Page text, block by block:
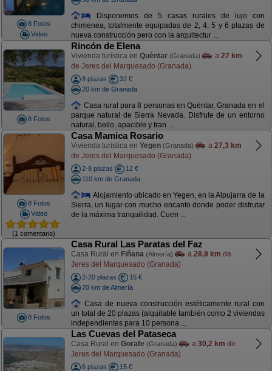
8 Fotos
Video
Disponemos de 5 casas rurales de lujo con
chimenea, totalmente equipadas de 2, 4, 5 y 6 plazas de
nueva construcción pero con la arquitectur ...
8 Fotos
Rincón de Elena
Vivienda turística en Quéntar (Granada) a 27 km
de Jeres del Marquesado (Granada)
8 plazas
32 €
20 km de Granada
Casa rural para 8 personas en Quéntar, Granada en el
parque natural de Sierra Nevada. Disfrute de un entorno
natural, bello, apacible y tran ...
8 Fotos
Video
(1 comentario)
Casa Mamica Rosario
Vivienda turística en Yegen (Granada) a 27,3 km
de Jeres del Marquesado (Granada)
2-8 plazas
12 €
110 km de Granada
Alojamiento ubicado en Yegen, en la Alpujarra de la
Sierra, un lugar con mucho encanto donde poder disfrutar
de la máxima tranquilidad. Cuen ...
8 Fotos
Casa Rural Las Paratas del Faz
Casa Rural en Fiñana (Almería) a 28,9 km de
Jeres del Marquesado (Granada)
2-20 plazas
15 €
70 km de Almería
Casa de nueva construcción estéticamente rural con
un total de 20 plazas (alquilable también como 2 viviendas
independientes para 10 persona ...
Las Cuevas del Pataseca
Casa Rural en Gorafe (Granada) a 30,2 km de
Jeres del Marquesado (Granada)
6 plazas
15 €